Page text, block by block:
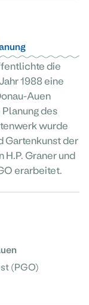
die
1988 eine
Auen
des
wurde
Gartenkunst der
Graner und
erarbeitet.
(PGO)